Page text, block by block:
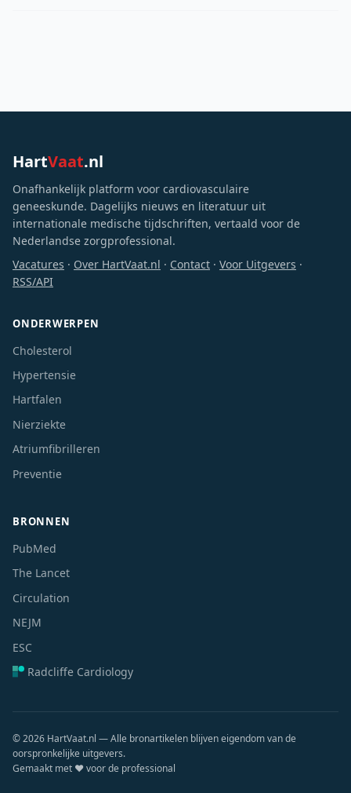
HartVaat.nl
Onafhankelijk platform voor cardiovasculaire
geneeskunde. Dagelijks nieuws en literatuur uit
internationale medische tijdschriften, vertaald voor de
Nederlandse zorgprofessional.
Vacatures · Over HartVaat.nl · Contact · Voor Uitgevers ·
RSS/API
ONDERWERPEN
Cholesterol
Hypertensie
Hartfalen
Nierziekte
Atriumfibrilleren
Preventie
BRONNEN
PubMed
The Lancet
Circulation
NEJM
ESC
Radcliffe Cardiology
© 2026 HartVaat.nl — Alle bronartikelen blijven eigendom van de
oorspronkelijke uitgevers.
Gemaakt met ❤️ voor de professional